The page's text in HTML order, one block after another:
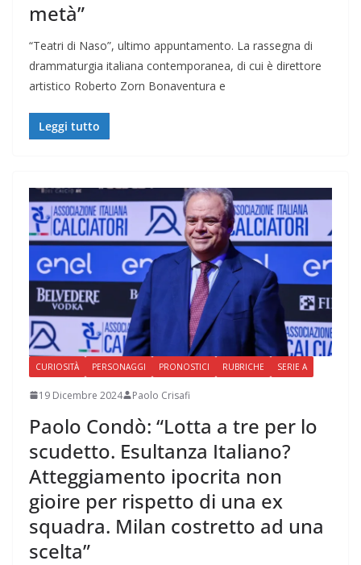
metà”
“Teatri di Naso”, ultimo appuntamento. La rassegna di
drammaturgia italiana contemporanea, di cui è direttore
artistico Roberto Zorn Bonaventura e
Leggi tutto
CURIOSITÀ PERSONAGGI PRONOSTICI RUBRICHE SERIE A
19 Dicembre 2024 Paolo Crisafi
Paolo Condò: “Lotta a tre per lo
scudetto. Esultanza Italiano?
Atteggiamento ipocrita non
gioire per rispetto di una ex
squadra. Milan costretto ad una
scelta”